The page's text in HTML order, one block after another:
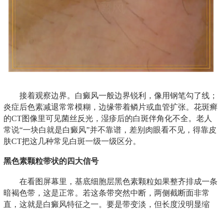
接着观察边界。白癜风一般边界锐利，像用钢笔勾了线；
炎症后色素减退常常模糊，边缘带着鳞片或血管扩张。花斑癣
的CT图像里可见菌丝反光，湿疹后的白斑伴角化不全。老人
常说“一块白就是白癜风”并不靠谱，差别肉眼看不见，得靠皮
肤CT把这几种常见白斑一级一级区分。
黑色素颗粒带状的四大信号
在看图屏幕里，基底细胞层黑色素颗粒如果整齐排成一条
暗褐色带，这是正常。若这条带突然中断，两侧截断面非常
直，这就是白癜风特征之一。要是带变淡，但长度没明显缩